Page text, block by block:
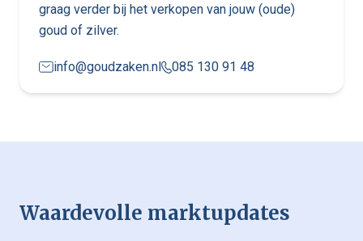
graag verder bij het verkopen van jouw (oude)
goud of zilver.
info@goudzaken.nl 085 130 91 48
Waardevolle marktupdates